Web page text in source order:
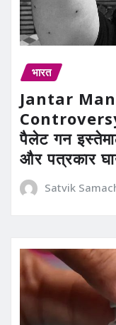
भारत
Jantar
पैलेट गन
और पत्रकार
Satvik